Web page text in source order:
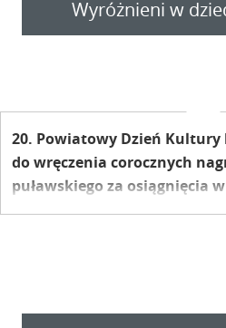
Wyróżnieni w
20. Powiatowy Dzień Kultury
do wręczenia corocznych
puławskiego za osiągnięcia
sztuki. Wśród nagrodzonych